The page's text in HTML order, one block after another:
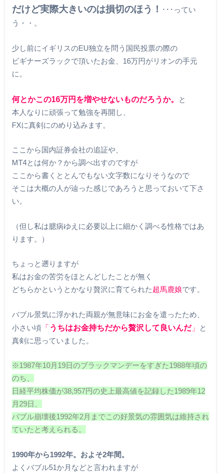
だけど実際大きいのは損切のほう！ ･･･ってい
う・・。
少し前にイギリスのEU独立を問う国民投票の際の
ビギナーズラックで頂いたお金、16万円がリオンの手元
に。
何とかこの16万円を増やせないものだろうか。
と
本人なりに頑張って勉強を再開し、
FXに真剣にのめり込みます。
ここから国内証券会社の追証や、
MT4とは何か？から調べ出すのですが
ここから書くととんでもない文字数になりそうなので
そこは大概の人が辿った感じであろうと思っておいて下さ
い。
（但し私は臆病ゆえに必要以上に細かく調べる性格ではあ
ります。）
ちょっと遡りますが
私はお金の苦労をほとんどしたことが無く
どちらかというとかなり贅沢に育てられた超馬鹿娘です。
バブル景気に浮かれた両親が無意味にお金を遣ったため、
小さい頃「 うちはお金持ちだから贅沢して良いんだ」
と
真剣に思っていました。
※1987年10月19日のブラックマンデーをすぎた1988年頃の
のち、
日経平均株価が38,957円の史上最高値を記録した1989年12
月29日、
バブル崩壊後1992年2月までこの好景気の雰囲気は維持され
ていたと考えられる。
1990年から1992年。およそ2年間。
よくバブル51か月などと言われますが